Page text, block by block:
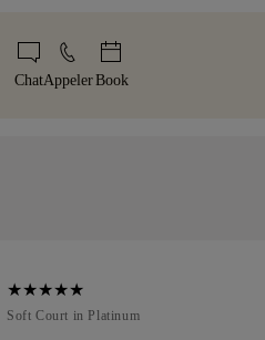
un service d'expédition spécialisé
est livré dans notre coffret jaune
ChatAppelerBook
Soft Court in Platinum